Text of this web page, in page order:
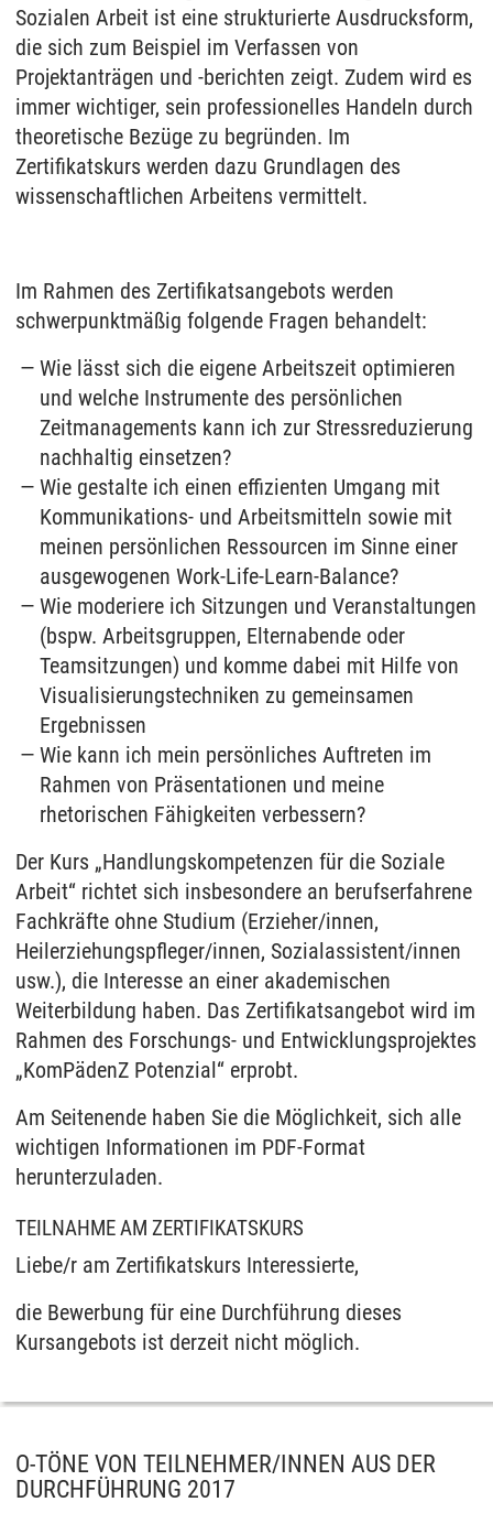
Sozialen Arbeit ist eine strukturierte Ausdrucksform,
die sich zum Beispiel im Verfassen von
Projektanträgen und -berichten zeigt. Zudem wird es
immer wichtiger, sein professionelles Handeln durch
theoretische Bezüge zu begründen. Im
Zertifikatskurs werden dazu Grundlagen des
wissenschaftlichen Arbeitens vermittelt.
Im Rahmen des Zertifikatsangebots werden
schwerpunktmäßig folgende Fragen behandelt:
Wie lässt sich die eigene Arbeitszeit optimieren
und welche Instrumente des persönlichen
Zeitmanagements kann ich zur Stressreduzierung
nachhaltig einsetzen?
Wie gestalte ich einen effizienten Umgang mit
Kommunikations- und Arbeitsmitteln sowie mit
meinen persönlichen Ressourcen im Sinne einer
ausgewogenen Work-Life-Learn-Balance?
Wie moderiere ich Sitzungen und Veranstaltungen
(bspw. Arbeitsgruppen, Elternabende oder
Teamsitzungen) und komme dabei mit Hilfe von
Visualisierungstechniken zu gemeinsamen
Ergebnissen
Wie kann ich mein persönliches Auftreten im
Rahmen von Präsentationen und meine
rhetorischen Fähigkeiten verbessern?
Der Kurs „Handlungskompetenzen für die Soziale
Arbeit“ richtet sich insbesondere an berufserfahrene
Fachkräfte ohne Studium (Erzieher/innen,
Heilerziehungspfleger/innen, Sozialassistent/innen
usw.), die Interesse an einer akademischen
Weiterbildung haben. Das Zertifikatsangebot wird im
Rahmen des Forschungs- und Entwicklungsprojektes
„KomPädenZ Potenzial“ erprobt.
Am Seitenende haben Sie die Möglichkeit, sich alle
wichtigen Informationen im PDF-Format
herunterzuladen.
TEILNAHME AM ZERTIFIKATSKURS
Liebe/r am Zertifikatskurs Interessierte,
die Bewerbung für eine Durchführung dieses
Kursangebots ist derzeit nicht möglich.
O-TÖNE VON TEILNEHMER/INNEN AUS DER
DURCHFÜHRUNG 2017